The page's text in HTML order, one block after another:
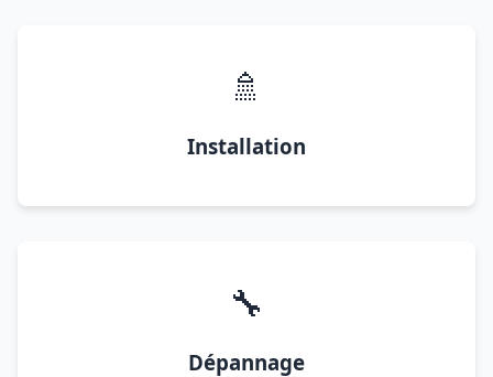
🚿
Installation
🔧
Dépannage